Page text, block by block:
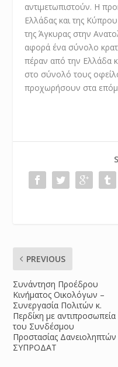
αντιμετωπιστούν. Η
Ελλάδας και της
της Άγκυρας στην
αφορά ένα σύνολο
πέραν από την Ελλάδα
στο σύνολό τους
προχωρήσουν στα
PREVIOUS
Συνάντηση Προέδρου
Κινήματος Οικολόγων –
Συνεργασία Πολιτών κ.
Περδίκη με αντιπροσωπεία
του Συνδέσμου
Προστασίας Δανειοληπτών
ΣΥΠΡΟΔΑΤ